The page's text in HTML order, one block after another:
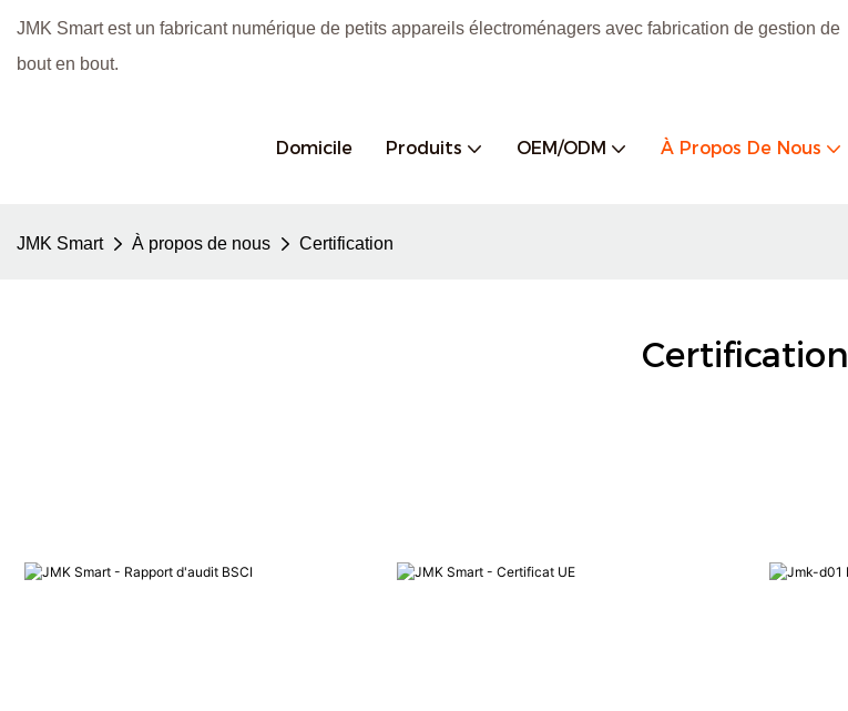
JMK Smart est un fabricant numérique de petits appareils électroménagers avec fabrication de gestion de
bout en bout.
Domicile Produits OEM/ODM À Propos De Nous
JMK Smart À propos de nous Certification
Certification